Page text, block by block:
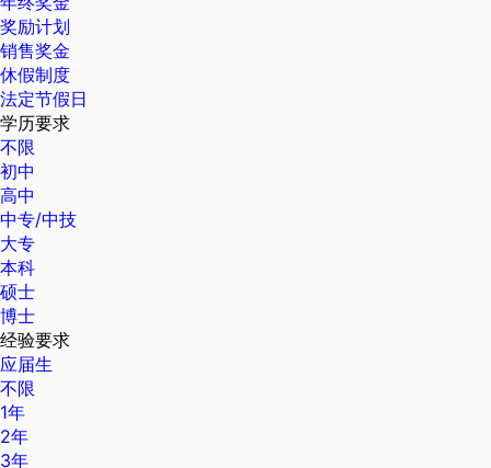
奖励计划
销售奖金
休假制度
法定节假日
学历要求
不限
初中
高中
中专/中技
大专
本科
硕士
博士
经验要求
应届生
不限
1年
2年
3年